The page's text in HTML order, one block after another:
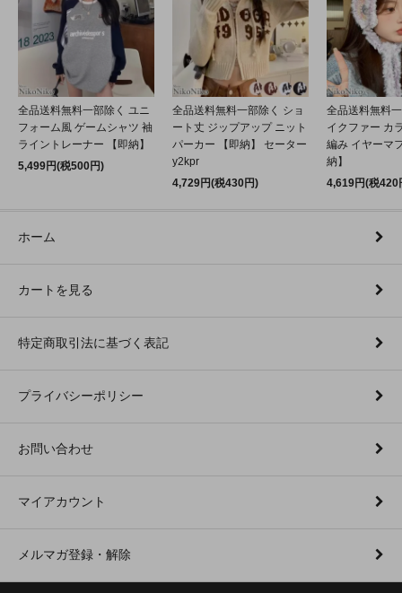
全品送料無料一部除く ユニ
フォーム風 ゲームシャツ 袖
ライントレーナー 【即納】
5,499円(税500円)
全品送料無料一部除く ショ
ート丈 ジップアップ ニット
パーカー 【即納】 セーター
y2kpr
4,729円(税430円)
全品送料無料
イクファー カ
編み イヤーマ
納】
4,619円(税420
ホーム
カートを見る
特定商取引法に基づく表記
プライバシーポリシー
お問い合わせ
マイアカウント
メルマガ登録・解除